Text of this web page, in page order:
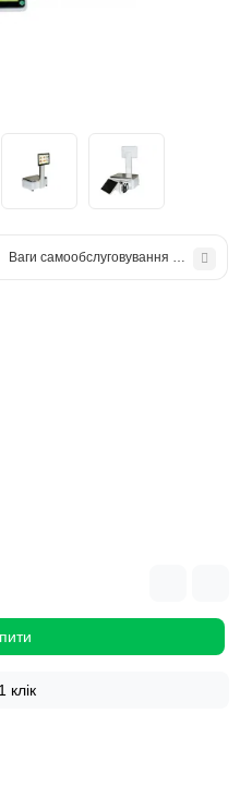
Aclas TS5EX (TS5) зважування до
Ваги самообслуговування Aclas
клік